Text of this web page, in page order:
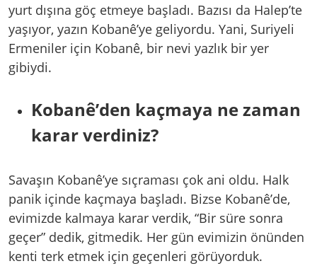
yurt dışına göç etmeye başladı. Bazısı da Halep’te
yaşıyor, yazın Kobanê’ye geliyordu. Yani, Suriyeli
Ermeniler için Kobanê, bir nevi yazlık bir yer
gibiydi.
Kobanê’den kaçmaya ne zaman
karar verdiniz?
Savaşın Kobanê’ye sıçraması çok ani oldu. Halk
panik içinde kaçmaya başladı. Bizse Kobanê’de,
evimizde kalmaya karar verdik, “Bir süre sonra
geçer” dedik, gitmedik. Her gün evimizin önünden
kenti terk etmek için geçenleri görüyorduk.